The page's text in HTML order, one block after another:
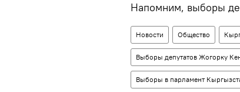
Напомним, выборы
Новости Общество
Выборы депутатов Жогорку
Выборы в парламент